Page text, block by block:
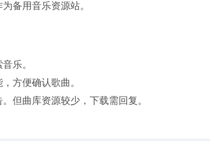
备用音乐资源站。
乐。
方便确认歌曲。
但曲库资源较少，下载需回复。